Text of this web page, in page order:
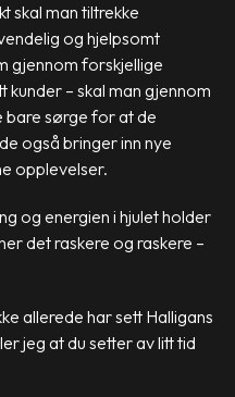
skal man tiltrekke
og hjelpsomt
gjennom forskjellige
kunder – skal man gjennom
bare sørge for at de
også bringer inn nye
opplevelser.
og energien i hjulet holder
det raskere og raskere –
allerede har sett Halligans
jeg at du setter av litt tid